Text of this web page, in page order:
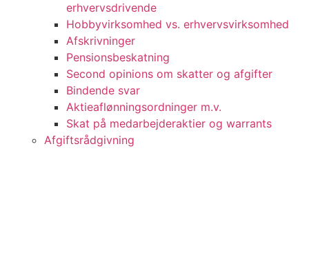
erhvervsdrivende
Hobbyvirksomhed vs. erhvervsvirksomhed
Afskrivninger
Pensionsbeskatning
Second opinions om skatter og afgifter
Bindende svar
Aktieaflønningsordninger m.v.
Skat på medarbejderaktier og warrants
Afgiftsrådgivning